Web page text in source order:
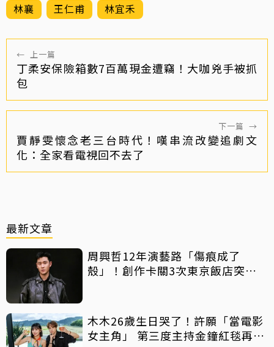
林襄 王仁甫 林宜禾
← 上一篇
丁柔安保險箱數7百萬現金遭竊！大咖兇手被抓
包
下一篇 →
賈靜雯懷念老三台時代！嘆串流改變追劇文
化：全家看電視回不去了
最新文章
周興哲12年演藝路「傷痕成了
殼」！創作卡關3次東京飯店突找
木木26歲生日哭了！許願「當電影
女主角」 第三度主持金鐘紅毯再喊